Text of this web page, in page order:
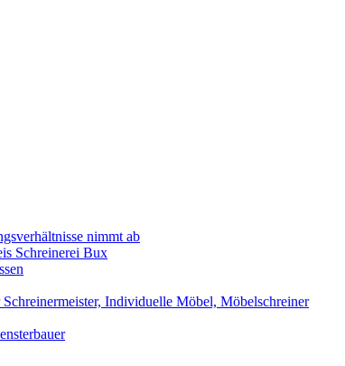
nimmt ab
Schreinerei Bux
Individuelle Möbel, Möbelschreiner